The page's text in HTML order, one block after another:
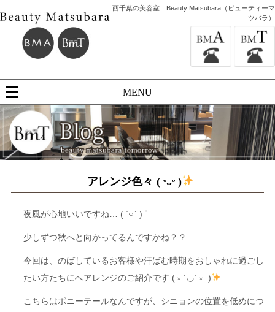
西千葉の美容室｜Beauty Matsubara（ビューティーマ
ツバラ）
MENU
アレンジ色々 ( ᵕᴗᵕ )
夜風が心地いいですね… ( ˊ࿁ˋ ) ᐝ
少しずつ秋へと向かってるんですかね？？
今回は、のばしているお客様や汗ばむ時期をおしゃれに過ごし
たい方たちにへアレンジのご紹介です (﹡´◡`﹡ )
こちらはポニーテールなんですが、シニョンの位置を低めにつ